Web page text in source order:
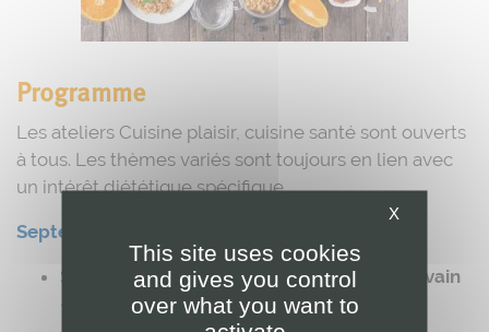
Programme
Les ateliers Cuisine plaisir, cuisine santé sont ouverts
à tous. Les thèmes variés sont toujours en lien avec
un intérêt diététique spécifique.
Septembre 2025
Samedi 13/09, de 9h30 à 16h30 :Pain au levain
– Atelier journée – 100 €
X
This site uses cookies
and gives you control
over what you want to